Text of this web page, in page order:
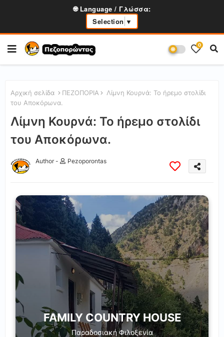
🌐 Language / Γλώσσα:
Selection ▼
0
Αρχική σελίδα ΠΕΖΟΠΟΡΙΑ
Λίμνη Κουρνά: Το ήρεμο στολίδι
του Αποκόρωνα.
Λίμνη Κουρνά: Το ήρεμο στολίδι
του Αποκόρωνα.
Author - Pezoporontas
FAMILY COUNTRY HOUSE
Παραδοσιακή Φιλοξενία